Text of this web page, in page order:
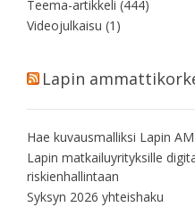
Teema-artikkeli (444)
Videojulkaisu (1)
Lapin
Hae kuvausmalliksi Lapin
Lapin matkailuyrityksille
riskienhallintaan
Syksyn 2026 yhteishaku